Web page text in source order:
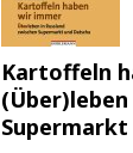
Kartoffeln